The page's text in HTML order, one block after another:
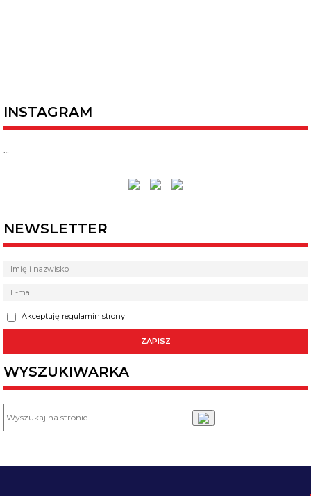
INSTAGRAM
…
NEWSLETTER
Akceptuję regulamin strony
WYSZUKIWARKA